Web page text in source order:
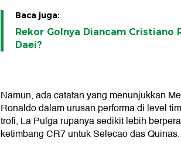
Baca juga:
Rekor Golnya Diancam Cristiano
Daei?
Namun, ada catatan yang menunjukkan
Ronaldo dalam urusan performa di level
trofi, La Pulga rupanya sedikit lebih
ketimbang CR7 untuk Selecao das Quinas.